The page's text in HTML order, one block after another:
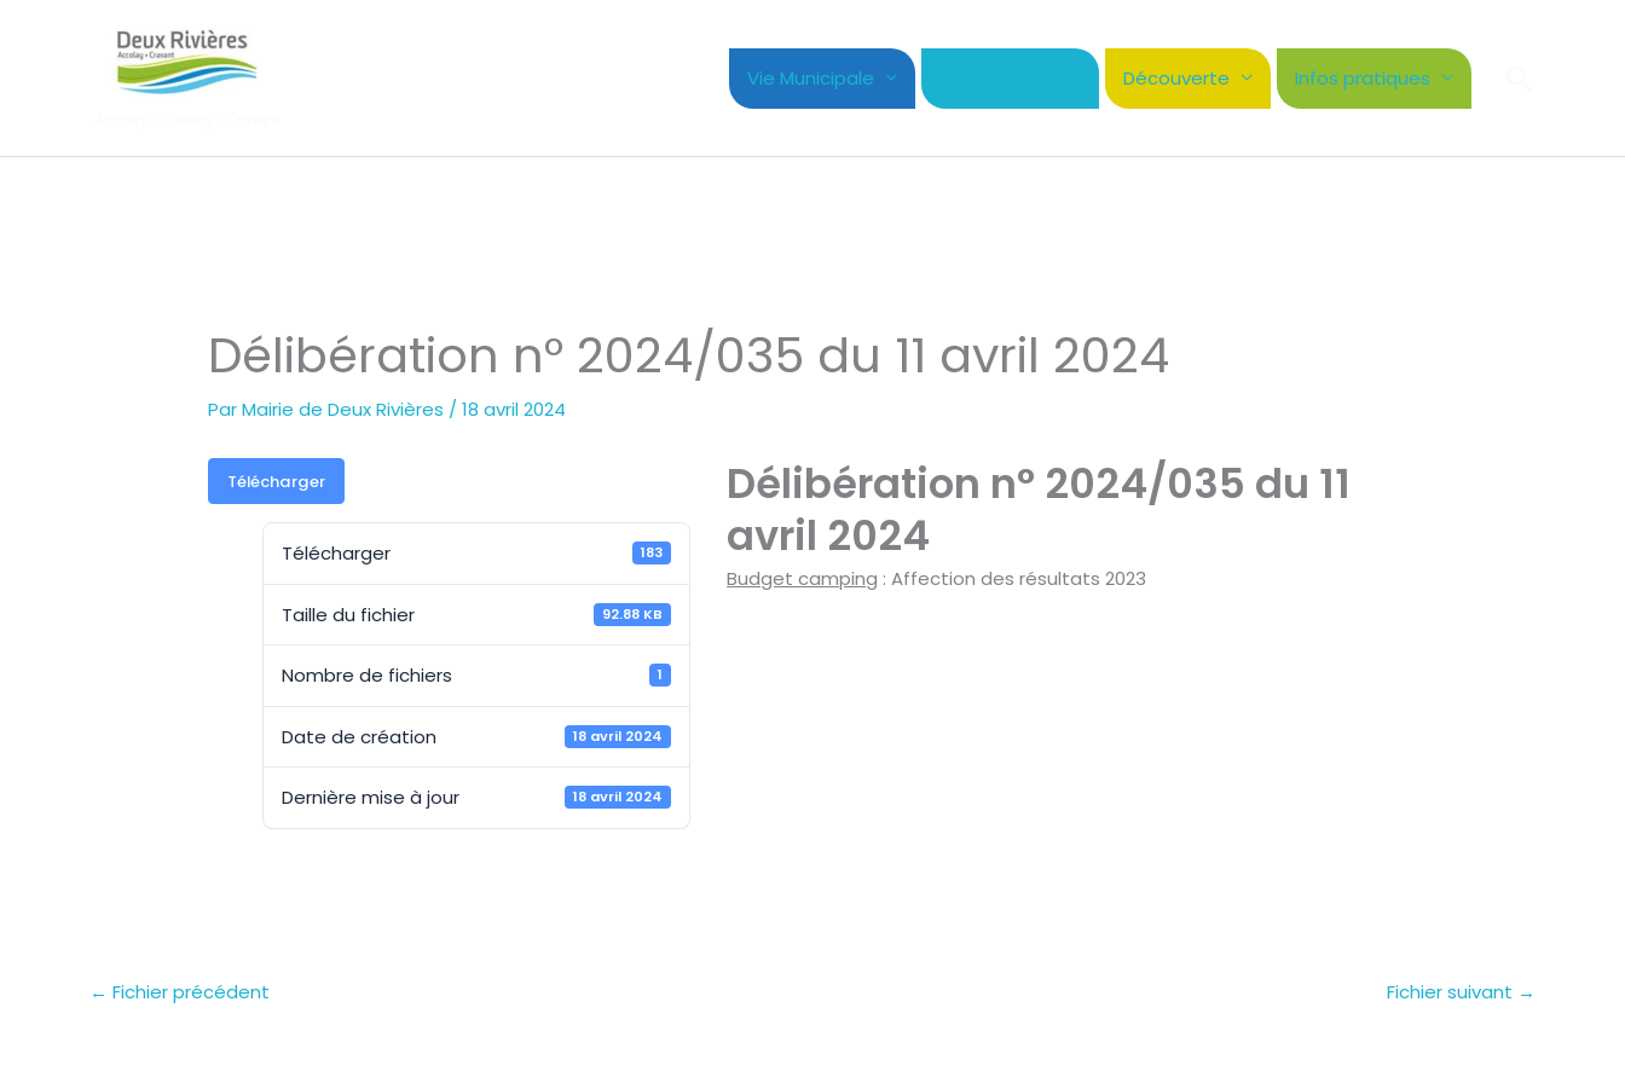
Vie Municipale Découverte Infos pratiques
Délibération n° 2024/035 du 11 avril 2024
ParMairie de Deux Rivières /18 avril 2024
Télécharger
Télécharger 183
Taille du fichier 92.88 KB
Nombre de fichiers 1
Date de création 18 avril 2024
Dernière mise à jour 18 avril 2024
Délibération n° 2024/035 du 11
avril 2024
Budget camping : Affection des résultats 2023
← Fichier précédent Fichier suivant →